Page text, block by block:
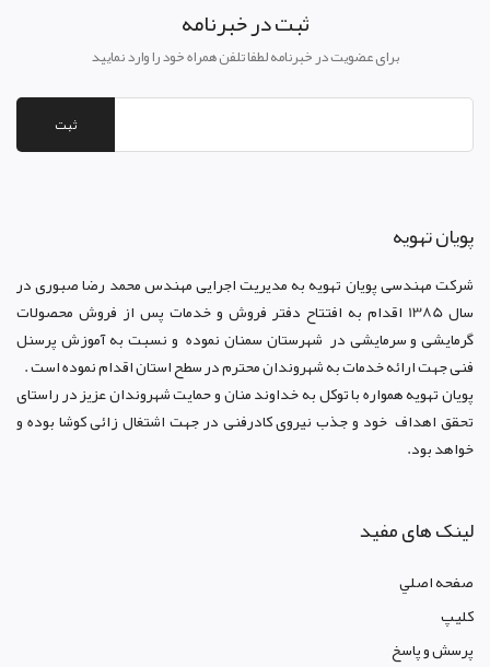
ثبت در خبرنامه
برای عضویت در خبرنامه لطفا تلفن همراه خود را وارد نمایید
ثبت
پويان تهويه
شرکت مهندسی پویان تهویهبه مدیریت اجرایی مهندس محمد رضا صبوری در
سال 1385 اقدام به افتتاح دفتر فروش و خدمات پس از فروش محصولات
گرمایشی و سرمایشی در شهرستان سمنان نموده و نسبت به آموزش پرسنل
فنی جهت ارائه خدمات به شهروندان محترم در سطح استان اقدام نموده است .
پویان تهویه همواره با توکل به خداوند منان و حمایت شهروندان عزیز در راستای
تحقق اهداف خود و جذب نیروی کادرفنی در جهت اشتغال زائی کوشا بوده و
خواهد بود.
لینک های مفید
صفحه اصلي
کليپ
پرسش و پاسخ